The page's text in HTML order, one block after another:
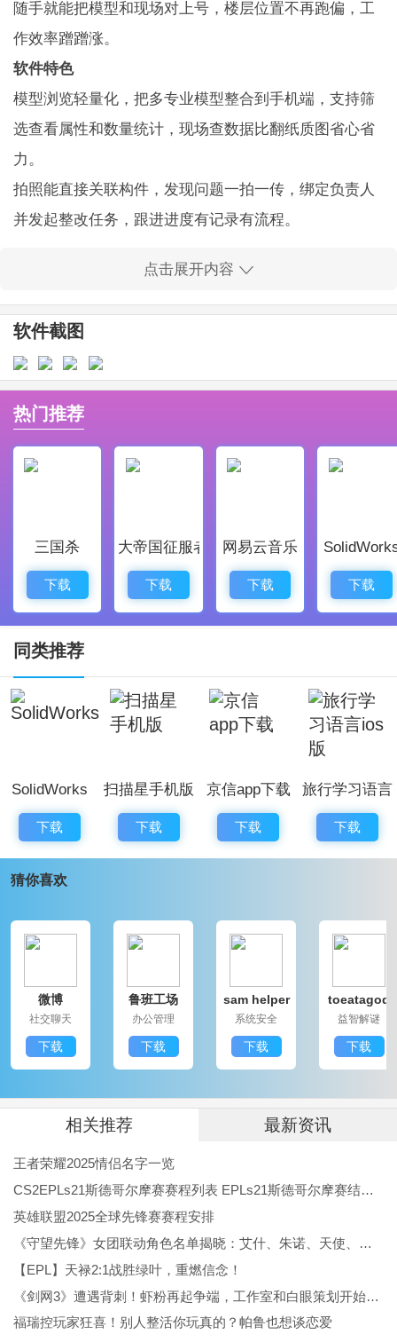
随手就能把模型和现场对上号，楼层位置不再跑偏，工
作效率蹭蹭涨。
软件特色
模型浏览轻量化，把多专业模型整合到手机端，支持筛
选查看属性和数量统计，现场查数据比翻纸质图省心省
力。
拍照能直接关联构件，发现问题一拍一传，绑定负责人
并发起整改任务，跟进进度有记录有流程。
单测量和编辑，资料放云端，查找方便不慌张。
企业看板把产值进度和成本数据可视化，地图分布一目
了然，问题类型和处理状态看得清楚。
软件亮点
多平台模型整合，兼容主流BIM源，省去来回传模型的
麻烦，现场和办公室数据说的是同一套话。
移动端操作流畅，界面直观，工地人员上手快，干活效
项目变得有章可循。
消息推送及时，把产值更新和整改提醒送到人，信息不
丢链，问题处理更快。
游戏优势
省掉很多重复
问答。
BIM定位帮忙把楼层和位置锁定，施工不容易跑偏，验
节省时间成本，查数上传资料都在手，少跑图纸少打
印，事情办得更快速利落。
划分都更清晰。
鲁班工场app是一款质量安全管理软件。用起来亲民又接
场，能让沟通更顺畅、定位更准、任务更好跟进，是干
活儿的好帮手。
点击展开内容
软件截图
热门推荐
三国杀
下载
大帝国征服者
下载
网易云音乐
下载 下载
同类推荐
SolidWorks
下载
扫描星手机版
下载
京信app下载
下载
旅行学习语言
ios版
下载
猜你喜欢
微博
社交聊天
下载
鲁班工场
办公管理
下载
sam helper
系统安全
下载
toeatagod
益智解谜
下载
相关推荐 最新资讯
王者荣耀2025情侣名字一览
CS2EPLs21斯德哥尔摩赛赛程列表 EPLs21斯德哥尔摩赛结果公布
英雄联盟2025全球先锋赛赛程安排
《守望先锋》女团联动角色名单揭晓：艾什、朱诺、天使、伊拉锐与D.Va！
【EPL】天禄2:1战胜绿叶，重燃信念！
《剑网3》遭遇背刺！虾粉再起争端，工作室和白眼策划开始反噬
福瑞控玩家狂喜！别人整活你玩真的？帕鲁也想谈恋爱